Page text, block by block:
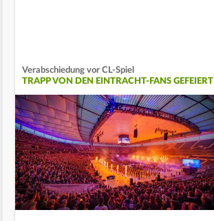
Verabschiedung vor CL-Spiel
TRAPP VON DEN EINTRACHT-FANS GEFEIERT